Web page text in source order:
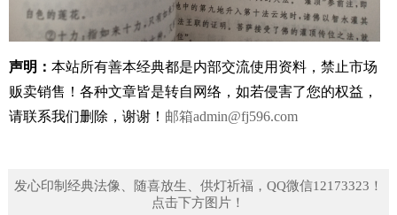
声明： 本站所有善本经典都是内部交流使用资料，禁止市场
贩卖销售！ 各种文章皆是转自网络，如若侵害了您的权益，
请联系我们删除，谢谢！ 邮箱admin@fj596.com
发心印制经典法像、随喜放生、供灯祈福，QQ微信12173323！
点击下方图片！